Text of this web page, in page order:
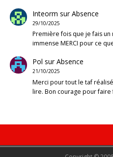
Inteorm surAbsence
29/10/2025
Première fois que je fais un
immense MERCI pour ce
Pol surAbsence
21/10/2025
Merci pour tout le taf
lire. Bon courage pour faire